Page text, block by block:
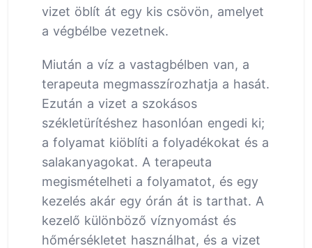
vizet öblít át egy kis csövön, amelyet
a végbélbe vezetnek.
Miután a víz a vastagbélben van, a
terapeuta megmasszírozhatja a hasát.
Ezután a vizet a szokásos
székletürítéshez hasonlóan engedi ki;
a folyamat kiöblíti a folyadékokat és a
salakanyagokat. A terapeuta
megismételheti a folyamatot, és egy
kezelés akár egy órán át is tarthat. A
kezelő különböző víznyomást és
hőmérsékletet használhat, és a vizet